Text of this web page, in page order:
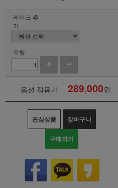
케이크 추
가
수량
옵션 적용가 289,000원
관심상품 장바구니
구매하기